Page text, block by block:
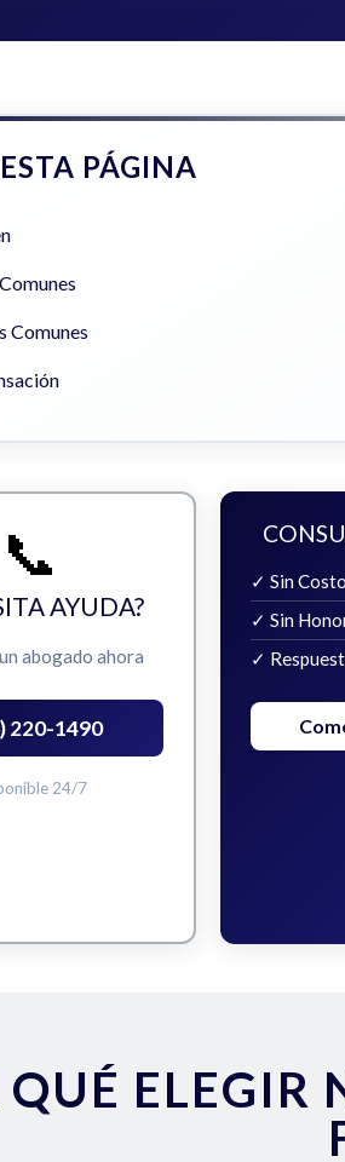
PÁGINA
Comunes
📞
AYUDA?
abogado ahora
220-1490
24/7
✓ Sin
✓ Sin
✓
QUÉ ELEGIR